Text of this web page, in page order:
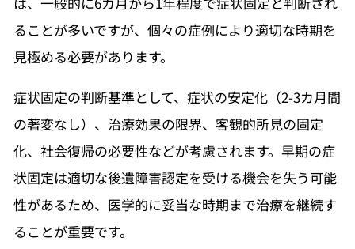
ることが多いですが、個々の症例により適切な時期を
見極める必要があります。
症状固定の判断基準として、症状の安定化（2-3カ月間
の著変なし）、治療効果の限界、客観的所見の固定
化、社会復帰の必要性などが考慮されます。早期の症
状固定は適切な後遺障害認定を受ける機会を失う可能
性があるため、医学的に妥当な時期まで治療を継続す
ることが重要です。